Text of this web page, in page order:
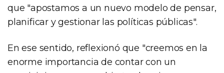
que "apostamos a un nuevo modelo de pensar,
planificar y gestionar las políticas públicas".
En ese sentido, reflexionó que "creemos en la
enorme importancia de contar con un